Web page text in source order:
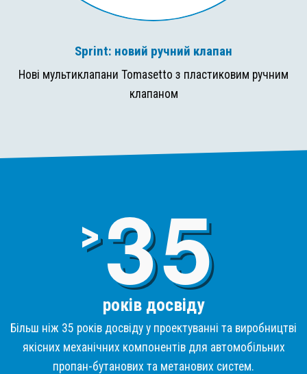
Sprint: новий ручний клапан
Нові мультиклапани Tomasetto з пластиковим ручним
клапаном
>3
років досвіду
Більш ніж 35 років досвіду у проектуванні та виробництві
якісних механічних компонентів для автомобільних
пропан-бутанових та метанових систем.